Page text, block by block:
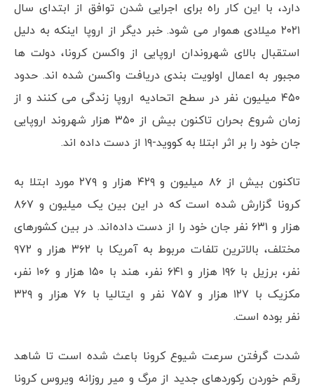
دارد، با این کار راه برای اجرایی شدن توافق از ابتدای سال
۲۰۲۱ میلادی هموار می شود. خبر دیگر از اروپا اینکه به دلیل
استقبال بالای شهروندان اروپایی از واکسن کرونا، دولت ها
مجبور به اعمال اولویت بندی دریافت واکسن شده اند. حدود
۴۵۰ میلیون نفر در سطح اتحادیه اروپا زندگی می کنند و از
زمان شروع بحران تاکنون بیش از ۳۵۰ هزار شهروند اروپایی
جان خود را بر اثر ابتلا به کووید-۱۹ از دست داده اند.
تاکنون بیش از ۸۶ میلیون و ۴۲۹ هزار و ۲۷۹ مورد ابتلا به
کرونا گزارش شده است که در این بین یک میلیون و ۸۶۷
هزار و ۶۳۱ نفر جان خود را از دست داده‌اند. در بین کشورهای
مختلف، بالاترین تلفات مربوط به آمریکا با ۳۶۲ هزار و ۹۷۲
نفر، برزیل با ۱۹۶ هزار و ۶۴۱ نفر، هند با ۱۵۰ هزار و ۱۰۶ نفر،
مکزیک با ۱۲۷ هزار و ۷۵۷ نفر و ایتالیا با ۷۶ هزار و ۳۲۹
نفر بوده است.
شدت گرفتن سرعت شیوع کرونا باعث شده است تا شاهد
رقم خوردن رکوردهای جدید از مرگ و میر روزانه ویروس کرونا